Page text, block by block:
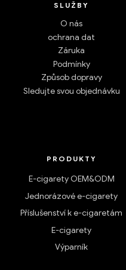
SLUŽBY
O nás
ochrana dat
Záruka
Podmínky
Způsob dopravy
Sledujte svou objednávku
PRODUKTY
E-cigarety OEM&ODM
Jednorázové e-cigarety
Příslušenství k e-cigaretám
E-cigarety
Výparník